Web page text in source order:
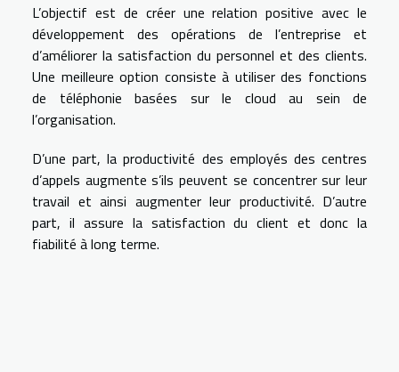
L’objectif est de créer une relation positive avec le
développement des opérations de l’entreprise et
d’améliorer la satisfaction du personnel et des clients.
Une meilleure option consiste à utiliser des fonctions
de téléphonie basées sur le cloud au sein de
l’organisation.
D’une part, la productivité des employés des centres
d’appels augmente s’ils peuvent se concentrer sur leur
travail et ainsi augmenter leur productivité. D’autre
part, il assure la satisfaction du client et donc la
fiabilité à long terme.